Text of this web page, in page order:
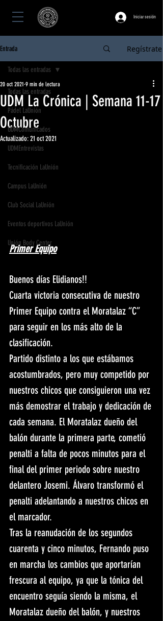
Iniciar sesión
Entrada Regístrate
Todas las entradas
Pádel LaUnión
UDMComunicados
UDMEntrevistas
Tecnificación LaUnión
Campus LaUnión
Club Social LaUnión
Eventos deportivos LaUnión
Unión Body Center
Todas las entradas
UDM La Crónica | Semana 11-17
Octubre
20 oct 2021 9 min de lectura
Actualizado:21 oct 2021
Primer Equipo
Buenos días Elidianos!!
Cuarta victoria consecutiva de nuestro
Primer Equipo contra el Moratalaz “C”
para seguir en los más alto de la
clasificación.
Partido distinto a los que estábamos
acostumbrados, pero muy competido por
nuestros chicos que consiguieron una vez
más demostrar el trabajo y dedicación de
cada semana. El Moratalaz dueño del
balón durante la primera parte, cometió
penalti a falta de pocos minutos para el
final del primer periodo sobre nuestro
delantero Josemi. Álvaro transformó el
penalti adelantando a nuestros chicos en
el marcador.
Tras la reanudación de los segundos
cuarenta y cinco minutos, Fernando puso
en marcha los cambios que aportarían
frescura al equipo, ya que la tónica del
encuentro seguía siendo la misma, el
Moratalaz dueño del balón, y nuestros